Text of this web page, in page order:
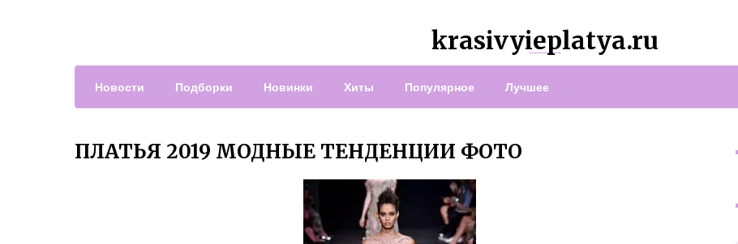
krasivyieplatya.ru
Новости Подборки Новинки Хиты Популярное Лучшее
ПЛАТЬЯ 2019 МОДНЫЕ ТЕНДЕНЦИИ ФОТО